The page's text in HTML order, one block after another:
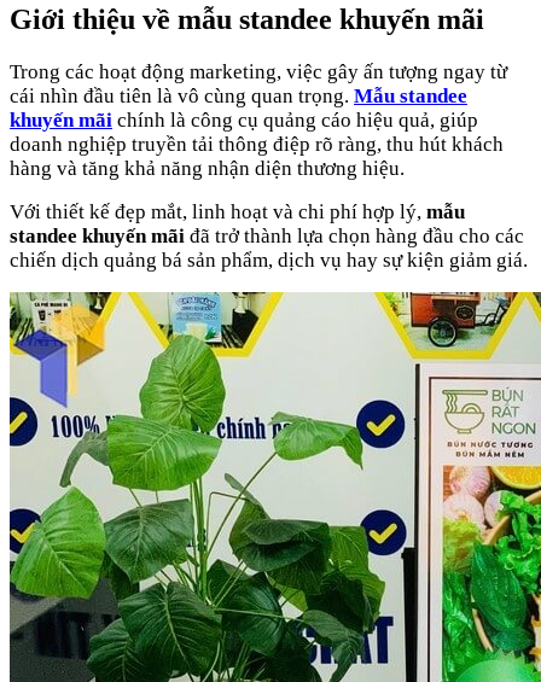
Giới thiệu về mẫu standee khuyến mãi
Trong các hoạt động marketing, việc gây ấn tượng ngay từ
cái nhìn đầu tiên là vô cùng quan trọng. Mẫu standee
khuyến mãi chính là công cụ quảng cáo hiệu quả, giúp
doanh nghiệp truyền tải thông điệp rõ ràng, thu hút khách
hàng và tăng khả năng nhận diện thương hiệu.
Với thiết kế đẹp mắt, linh hoạt và chi phí hợp lý, mẫu
standee khuyến mãi đã trở thành lựa chọn hàng đầu cho các
chiến dịch quảng bá sản phẩm, dịch vụ hay sự kiện giảm giá.